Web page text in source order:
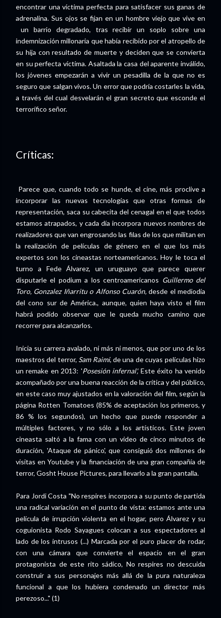
encontrar una víctima perfecta para satisfacer sus ganas de
adrenalina. Sus ojos se fijan en un hombre viejo que vive en
un barrio degradado, tras recibir un soplo sobre una
indemnización millonaria que había recibido por el atropello de
su hija con resultado de muerte y deciden que se convierta
en su perfecta víctima. Asaltada la casa del aparente inválido,
los jóvenes empezarán a vivir un pesadilla de la que no es
seguro que salgan vivos. Un error que podría costarles la vida,
a través del cual desvelarán el gran secreto que esconde el
terrorífico señor.
Críticas:
Parece que, cuando todo se hunde, el cine, más proclive a
incorporar las nuevas tecnologías que otras formas de
representación, saca su cabecita del cenagal en el que todos
estamos atrapados, y cada día incorpora nuevos nombres de
realizadores que van engrosando las filas de los que militan en
la realización de películas de género en el que los más
expertos son los cineastas norteamericanos. Hoy le toca el
turno a Fede Álvarez, un uruguayo que parece querer
disputarle el podium a los centroamericanos Guillermo del
Toro, Gonzalez Iñarritu o Alfonso Cuarón,desde el mediodía
del cono sur de América., aunque, quien haya visto el film
habrá podido observar que le queda mucho camino que
recorrer para alcanzarlos.
Inicia su carrera avalado, ni más ni menos, que por uno de los
maestros del terror, Sam Raimi, de una de cuyas películas hizo
un remake en 2013: 'Posesión infernal',Este éxito ha venido
acompañado por una buena reacción de la crítica y del público,
en este caso muy ajustados en la valoración del film, según la
página Rotten Tomatoes (85% de aceptación los primeros, y
86 % los segundos), un hecho que puede responder a
múltiples factores, y no sólo a los artísticos. Este joven
cineasta saltó a la fama con un video de cinco minutos de
duración, 'Ataque de pánico', que consiguió dos millones de
visitas en Youtube y la financiación de una gran compañía de
terror, Gosht House Pictures, para llevarlo a la gran pantalla.
Para Jordi Costa "No respires incorpora a su punto de partida
una radical variación en el punto de vista: estamos ante una
película de irrupción violenta en el hogar, pero Álvarez y su
coguionista Rodo Sayagues colocan a sus espectadores al
lado de los intrusos (...) Marcada por el puro placer de rodar,
con una cámara que convierte el espacio en el gran
protagonista de este rito sádico, No respires no descuida
construir a sus personajes más allá de la pura naturaleza
funcional a que los hubiera condenado un director más
perezoso..." (1)